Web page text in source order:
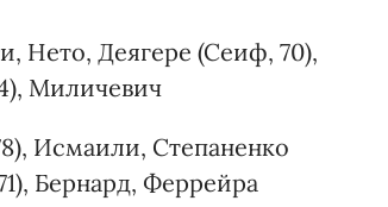
Нето, Деягере (Сеиф, 70),
Миличевич
Исмаили, Степаненко
Бернард, Феррейра